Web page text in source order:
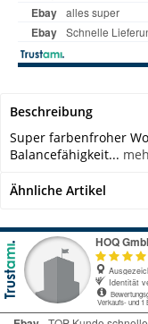
Beschreibung
Super farbenfroher
Balancefähigkeit...
Ähnliche Artikel